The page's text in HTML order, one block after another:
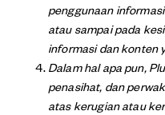
penggunaan
atau sampai pada
informasi dan konten
Dalam hal apa pun,
penasihat, dan
atas kerugian atau